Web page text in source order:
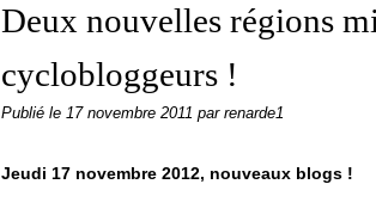
Deux nouvelles régions
cyclobloggeurs !
Publié le 17 novembre 2011 par renarde1
Jeudi 17 novembre 2012, nouveaux blogs !